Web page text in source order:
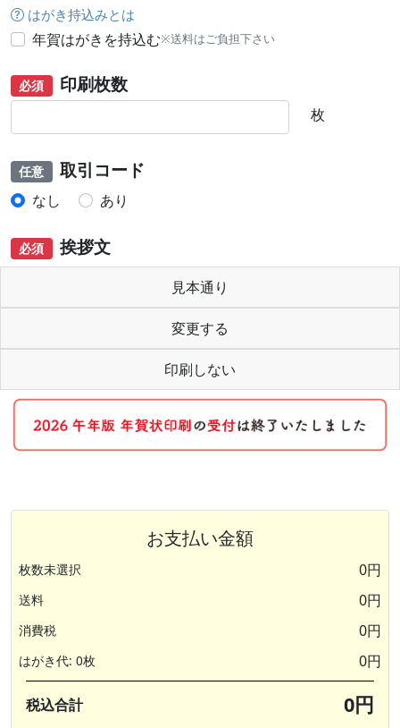
はがき持込みとは
年賀はがきを持込む※送料はご負担下さい
必須 印刷枚数
枚
任意 取引コード
なし あり
必須 挨拶文
見本通り
変更する
印刷しない
お支払い金額
枚数未選択 0円
送料 0円
消費税 0円
はがき代: 0枚 0円
税込合計 0円